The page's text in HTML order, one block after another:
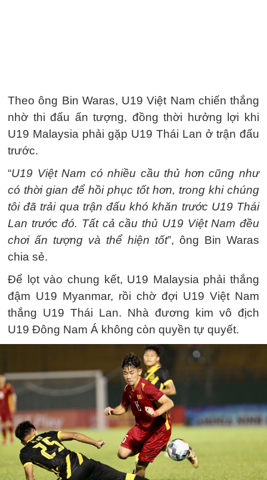
Theo ông Bin Waras, U19 Việt Nam chiến thắng
nhờ thi đấu ấn tượng, đồng thời hưởng lợi khi
U19 Malaysia phải gặp U19 Thái Lan ở trận đấu
trước.
“U19 Việt Nam có nhiều cầu thủ hơn cũng như
có thời gian để hồi phục tốt hơn, trong khi chúng
tôi đã trải qua trận đấu khó khăn trước U19 Thái
Lan trước đó. Tất cả cầu thủ U19 Việt Nam đều
chơi ấn tượng và thể hiện tốt”, ông Bin Waras
chia sẻ.
Để lọt vào chung kết, U19 Malaysia phải thắng
đậm U19 Myanmar, rồi chờ đợi U19 Việt Nam
thắng U19 Thái Lan. Nhà đương kim vô địch
U19 Đông Nam Á không còn quyền tự quyết.